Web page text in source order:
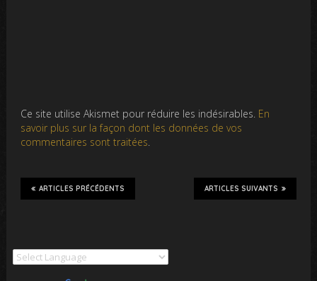
Ce site utilise Akismet pour réduire les indésirables. En
savoir plus sur la façon dont les données de vos
commentaires sont traitées.
ARTICLES SUIVANTS
ARTICLES PRÉCÉDENTS